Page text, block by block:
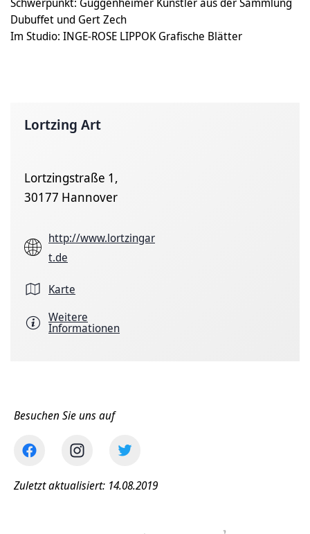
Schwerpunkt: Guggenheimer Künstler aus der Sammlung
Dubuffet und Gert Zech
Im Studio: INGE-ROSE LIPPOK Grafische Blätter
Lortzing Art
Lortzingstraße 1,
30177 Hannover
http://www.lortzingar
t.de
Karte
Weitere
Informationen
Besuchen Sie uns auf
Zuletzt aktualisiert: 14.08.2019